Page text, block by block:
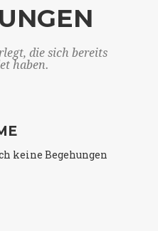
die sich bereits
haben.
keine Begehungen